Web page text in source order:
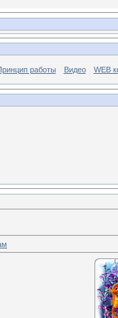
работы Видео WEB